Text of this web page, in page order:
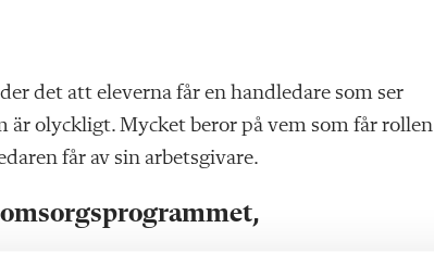
det att eleverna får en handledare som ser
är olyckligt. Mycket beror på vem som får rollen
får av sin arbetsgivare.